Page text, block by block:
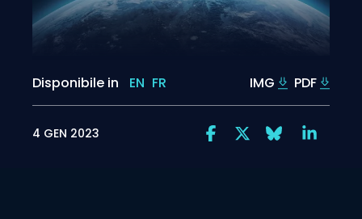
Disponibile in EN FR IMG PDF
4 GEN 2023